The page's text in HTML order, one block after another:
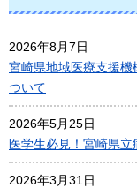
2026年8月7日
宮崎県地域医療支援
ついて
2026年5月25日
医学生必見！宮崎県立
2026年3月31日